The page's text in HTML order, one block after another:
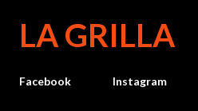
LA GRILLA
Facebook Instagram